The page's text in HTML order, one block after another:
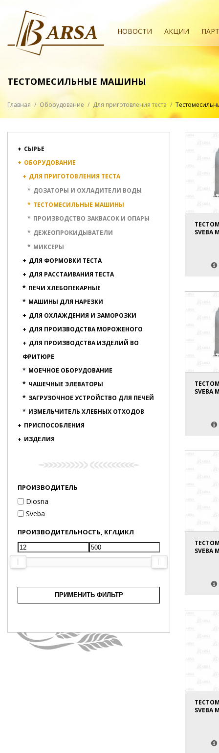
НОВОСТИ АКЦИИ
ТЕСТОМЕСИЛЬНЫЕ МАШИНЫ
Главная / Оборудование / Для приготовления теста /
+ СЫРЬЕ
+ ОБОРУДОВАНИЕ
+ ДЛЯ ПРИГОТОВЛЕНИЯ ТЕСТА
* ДОЗАТОРЫ И ОХЛАДИТЕЛИ ВОДЫ
* ТЕСТОМЕСИЛЬНЫЕ МАШИНЫ
* ПРОИЗВОДСТВО ЗАКВАСОК И ОПАРЫ
* ДЕЖЕОПРОКИДЫВАТЕЛИ
* МИКСЕРЫ
+ ДЛЯ ФОРМОВКИ ТЕСТА
+ ДЛЯ РАССТАИВАНИЯ ТЕСТА
* ПЕЧИ ХЛЕБОПЕКАРНЫЕ
* МАШИНЫ ДЛЯ НАРЕЗКИ
+ ДЛЯ ОХЛАЖДЕНИЯ И ЗАМОРОЗКИ
+ ДЛЯ ПРОИЗВОДСТВА МОРОЖЕНОГО
+ ДЛЯ ПРОИЗВОДСТВА ИЗДЕЛИЙ ВО
ФРИТЮРЕ
* МОЕЧНОЕ ОБОРУДОВАНИЕ
* ЧАШЕЧНЫЕ ЭЛЕВАТОРЫ
* ЗАГРУЗОЧНОЕ УСТРОЙСТВО ДЛЯ ПЕЧЕЙ
* ИЗМЕЛЬЧИТЕЛЬ ХЛЕБНЫХ ОТХОДОВ
+ ПРИСПОСОБЛЕНИЯ
+ ИЗДЕЛИЯ
ПРОИЗВОДИТЕЛЬ
Diosna
Sveba
ПРОИЗВОДИТЕЛЬНОСТЬ, КГ/ЦИКЛ
ПРИМЕНИТЬ ФИЛЬТР
SVEBA
SVEBA
SVEBA
SVEBA